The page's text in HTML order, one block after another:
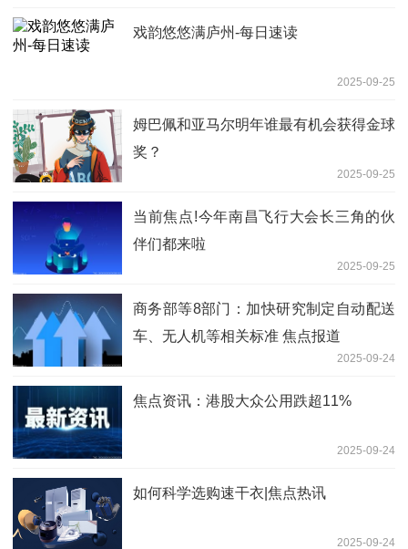
戏韵悠悠满庐州-每日速读
2025-09-25
姆巴佩和亚马尔明年谁最有机会获得金球
奖？
2025-09-25
当前焦点!今年南昌飞行大会长三角的伙
伴们都来啦
2025-09-25
商务部等8部门：加快研究制定自动配送
车、无人机等相关标准 焦点报道
2025-09-24
焦点资讯：港股大众公用跌超11%
2025-09-24
如何科学选购速干衣|焦点热讯
2025-09-24